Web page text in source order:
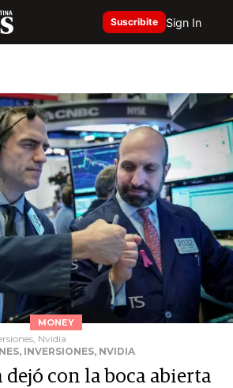
Suscribite Sign In
MONEY
Nvidia
INVERSIONES, NVIDIA
dejó con la boca abierta